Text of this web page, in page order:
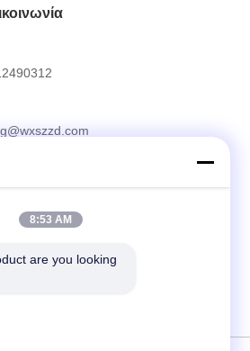
και τεχνολογίας
Wuxi
8:53 AM
are you looking